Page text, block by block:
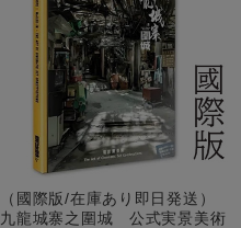
（國際版/在庫あり即日発送）
九龍城寨之圍城 公式実景美術